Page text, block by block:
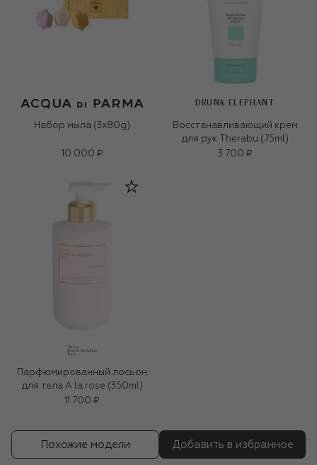
Набор мыла (3x80g)
10 000 ₽
DRUNK ELEPHANT
Восстанавливающий крем
для рук Therabu (75ml)
3 700 ₽
Парфюмированный лосьон
для тела A la rose (350ml)
11 700 ₽
Похожие модели Добавить в избранное